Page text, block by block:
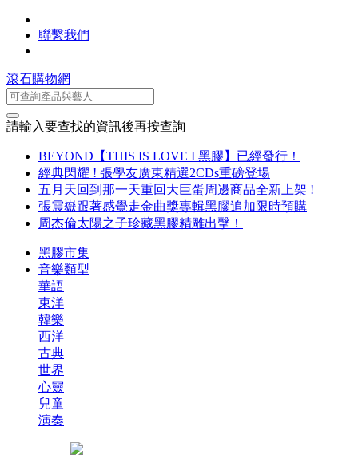
聯繫我們
滾石購物網
請輸入要查找的資訊後再按查詢
BEYOND【THIS IS LOVE I 黑膠】已經發行！
經典閃耀 ! 張學友廣東精選2CDs重磅登場
五月天回到那一天重回大巨蛋周邊商品全新上架 !
張震嶽跟著感覺走金曲獎專輯黑膠追加限時預購
周杰倫太陽之子珍藏黑膠精雕出擊！
黑膠市集
音樂類型
華語
東洋
韓樂
西洋
古典
世界
心靈
兒童
演奏